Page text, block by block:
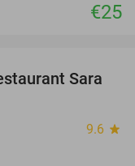
€25
29%
Sara
9.6 star